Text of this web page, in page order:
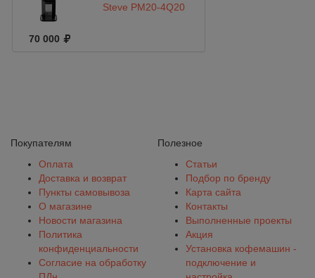
Steve PM20-4Q20
70 000
Покупателям
Оплата
Доставка и возврат
Пункты самовывоза
О магазине
Новости магазина
Политика
конфиденциальности
Согласие на обработку
Полезное
Статьи
Подбор по бренду
Карта сайта
Контакты
Выполненные проекты
Акция
Установка кофемашин -
подключение и